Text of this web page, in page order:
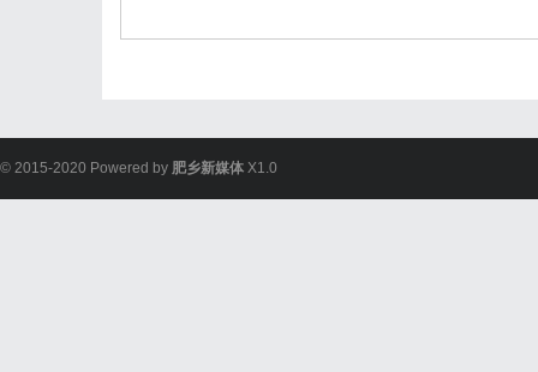
© 2015-2020 Powered by 肥乡新媒体 X1.0